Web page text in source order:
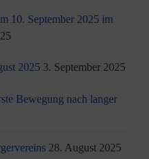
10. September 2025 im
2025 3. September 2025
Bewegung nach langer
28. August 2025